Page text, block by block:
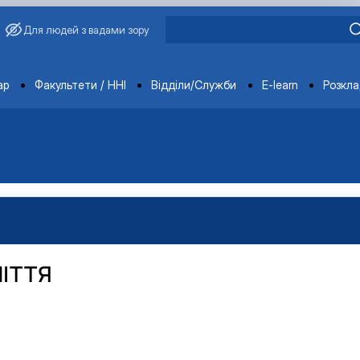
Для людей з вадами зору
Факультети / ННІ Відділи/Служби E-learn